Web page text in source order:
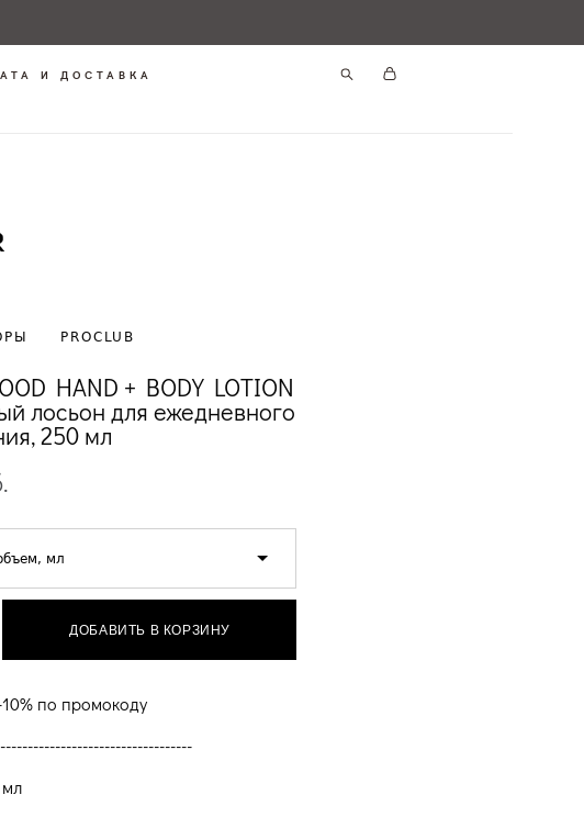
И ДОСТАВКА
PROCLUB
HAND + BODY LOTION
лосьон для ежедневного
250 мл
мл
ДОБАВИТЬ В КОРЗИНУ
по промокоду